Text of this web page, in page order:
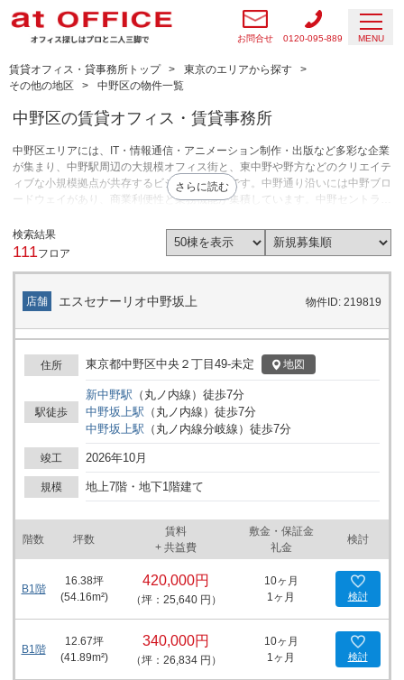
お問合せ 0120-095-889 MENU
賃貸オフィス・貸事務所トップ
東京のエリアから探す
その他の地区
中野区の物件一覧
中野区の賃貸オフィス・賃貸事務所
中野区エリアには、IT・情報通信・アニメーション制作・出版など多彩な企業
が集まり、中野駅周辺の大規模オフィス街と、東中野や野方などのクリエイテ
ィブな小規模拠点が共存するビジネスエリアです。中野通り沿いには中野ブロ
ードウェイがあり、商業利便性と業務機能が集積しています。中野セントラル
駅周辺ではITやコンテンツ制作の大規模賃貸オフィス物件需要が高く、東中野
や野方エリアでは10～50坪の小規模オフィス・スタジオを探しているデザイ
す。即時利用できるセットアップオフィスも揃っており、初期費用を抑えてス
ピーディーな事業スタートを目指す企業にも対応しています。
さらに読む
検索結果
111フロア
店舗 エスセナーリオ中野坂上 物件ID: 219819
住所 東京都中野区中央２丁目49-未定 地図
駅徒歩
新中野駅 （ 丸ノ内線 ） 徒歩7分
中野坂上駅 （ 丸ノ内線 ） 徒歩7分
中野坂上駅 （ 丸ノ内線分岐線 ） 徒歩7分
竣工 2026年10月
規模 地上7階・地下1階建て
階数 坪数
賃料
+ 共益費
敷金・保証金
礼金
検討
B1階
16.38坪
(54.16m²)
420,000円
（坪：25,640 円）
10ヶ月
1ヶ月
検討
B1階
12.67坪
(41.89m²)
340,000円
（坪：26,834 円）
10ヶ月
1ヶ月
検討